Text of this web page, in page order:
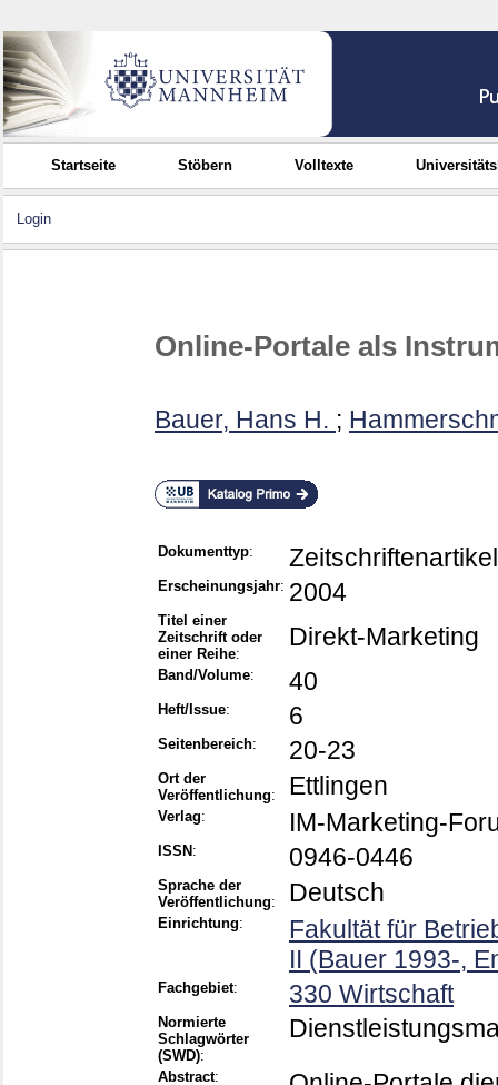
Startseite Stöbern Volltexte
Login
Online-Portale als
Bauer, Hans H. ;
Dokumenttyp: Zeitschriftenartikel
Erscheinungsjahr: 2004
Titel einer
Zeitschrift oder
einer Reihe:
Direkt-Marketing
Band/Volume: 40
Heft/Issue: 6
Seitenbereich: 20-23
Ort der
Veröffentlichung: Ettlingen
Verlag: IM-Marketing-
ISSN : 0946-0446
Sprache der
Veröffentlichung: Deutsch
Einrichtung:
Fakultät für
II (Bauer 1993-,
Fachgebiet: 330 Wirtschaft
Normierte
Schlagwörter
(SWD):
Abstract: